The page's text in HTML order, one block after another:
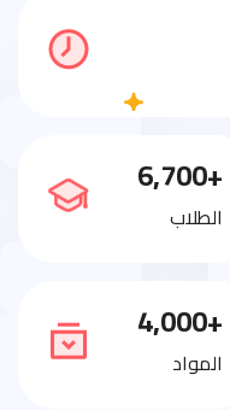
+6,700
الطلاب
+4,000
المواد